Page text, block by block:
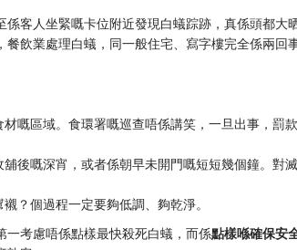
客人坐緊嘅卡位附近發現白蟻踪跡，真係頭都大晒
飲業處理白蟻，同一般住宅、寫字樓完全係兩回
嘅區域。食環署嘅巡查唔係講笑，一旦出事，罰
後嘅深宵，或者係朝早未開門嘅短短幾個鐘。對
？個過程一定要夠低調、夠乾淨。
考慮唔係點樣最快殺死白蟻，而係點樣喺確保安